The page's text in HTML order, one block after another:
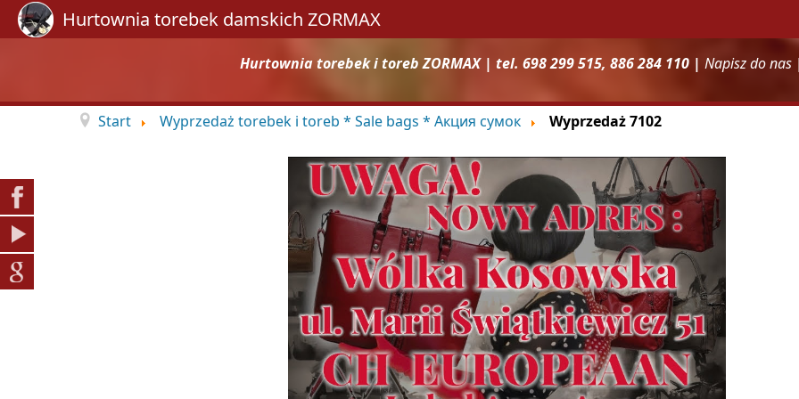
Hurtownia torebek i toreb ZORMAX | tel. 698 299 515, 886 284 110 | Napisz do nas
Start Wyprzedaż torebek i toreb * Sale bags * Акция сумок Wyprzedaż 7102
Hurtownia torebek damskich ZORMAX